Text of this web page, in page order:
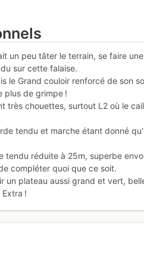
un peu tâter le terrain, se faire
sur cette falaise.
le Grand couloir renforcé de son
plus de grimpe !
très chouettes, surtout L2 où le
tendu et marche étant donné
tendu réduite à 25m, superbe
compléter quoi que ce soit.
un plateau aussi grand et vert,
!